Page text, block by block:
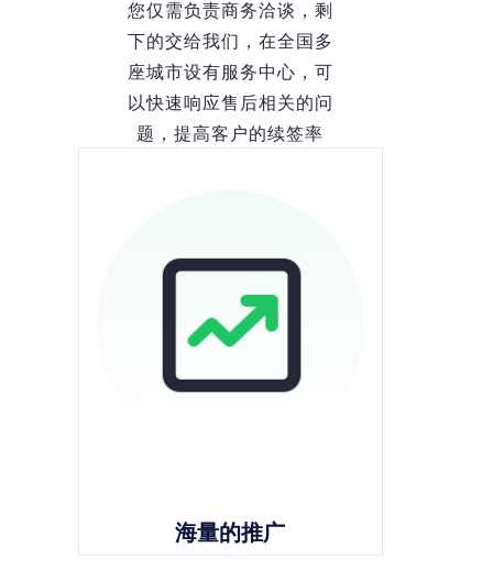
您仅需负责商务洽谈，剩
下的交给我们，在全国多
座城市设有服务中心，可
以快速响应售后相关的问
题，提高客户的续签率
海量的推广